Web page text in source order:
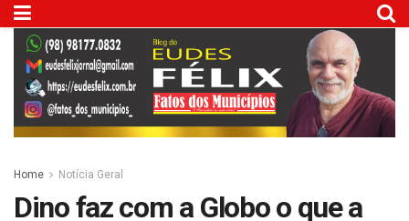
Home Notícia Geral
Dino faz com a Globo o que a